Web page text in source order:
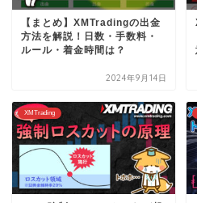
【まとめ】XMTradingの出金
方法を解説！日数・手数料・
ルール・着金時間は？
2024年9月14日
XMTrading